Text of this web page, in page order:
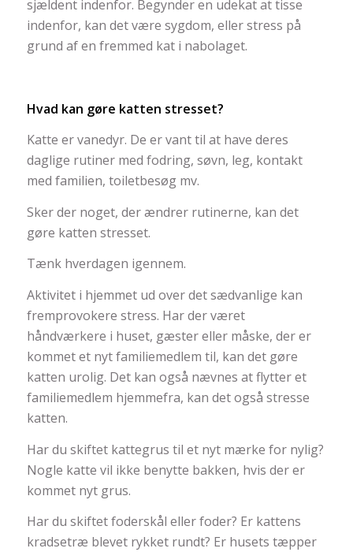
sjældent indenfor. Begynder en udekat at tisse
indenfor, kan det være sygdom, eller stress på
grund af en fremmed kat i nabolaget.
Hvad kan gøre katten stresset?
Katte er vanedyr. De er vant til at have deres
daglige rutiner med fodring, søvn, leg, kontakt
med familien, toiletbesøg mv.
Sker der noget, der ændrer rutinerne, kan det
gøre katten stresset.
Tænk hverdagen igennem.
Aktivitet i hjemmet ud over det sædvanlige kan
fremprovokere stress. Har der været
håndværkere i huset, gæster eller måske, der er
kommet et nyt familiemedlem til, kan det gøre
katten urolig. Det kan også nævnes at flytter et
familiemedlem hjemmefra, kan det også stresse
katten.
Har du skiftet kattegrus til et nyt mærke for nylig?
Nogle katte vil ikke benytte bakken, hvis der er
kommet nyt grus.
Har du skiftet foderskål eller foder? Er kattens
kradsetræ blevet rykket rundt? Er husets tæpper